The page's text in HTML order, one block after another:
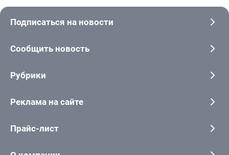
Подписаться на новости
Сообщить новость
Рубрики
Реклама на сайте
Прайс-лист